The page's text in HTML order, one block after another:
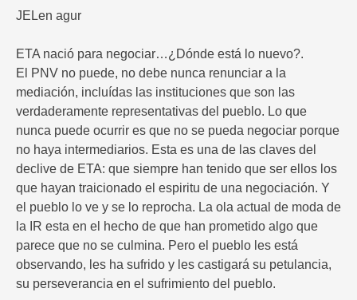
JELen agur
ETA nació para negociar…¿Dónde está lo nuevo?.
El PNV no puede, no debe nunca renunciar a la
mediación, incluídas las instituciones que son las
verdaderamente representativas del pueblo. Lo que
nunca puede ocurrir es que no se pueda negociar porque
no haya intermediarios. Esta es una de las claves del
declive de ETA: que siempre han tenido que ser ellos los
que hayan traicionado el espiritu de una negociación. Y
el pueblo lo ve y se lo reprocha. La ola actual de moda de
la IR esta en el hecho de que han prometido algo que
parece que no se culmina. Pero el pueblo les está
observando, les ha sufrido y les castigará su petulancia,
su perseverancia en el sufrimiento del pueblo.